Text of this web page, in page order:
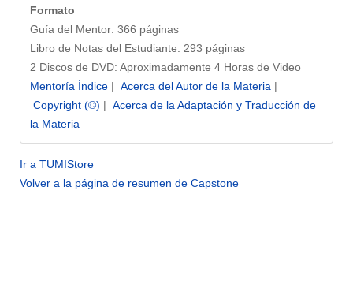
Formato
Guía del Mentor: 366 páginas
Libro de Notas del Estudiante: 293 páginas
2 Discos de DVD: Aproximadamente 4 Horas de Video
Mentoría Índice | Acerca del Autor de la Materia |
Copyright (©) | Acerca de la Adaptación y Traducción de
la Materia
Ir a TUMIStore
Volver a la página de resumen de Capstone